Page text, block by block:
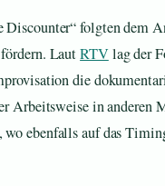
folgten dem
LautRTVlag der
die
Arbeitsweise in anderen
wo ebenfalls auf das